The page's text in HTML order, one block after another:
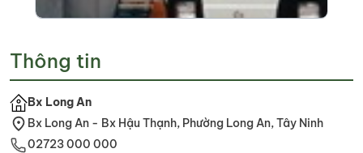
Thông tin
Bx Long An
Bx Long An - Bx Hậu Thạnh, Phường Long An, Tây Ninh
02723 000 000